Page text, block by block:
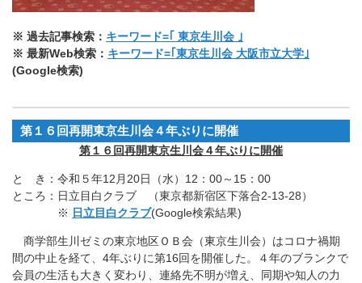
※ 過去記事検索： キーワード=｢ 東京生川会 ｣
※ 最新Web検索： キーワード=｢東京生川会 大阪市立大学｣
(Google検索)
第１６回再開東京生川会４年ぶりに開催
第１６回再開東京生川会４年ぶりに開催
と き：令和５年12月20日（水）12：00～15：00
ところ：日立目白クラブ （東京都新宿区下落合2-13-28）
※ 日立目白クラブ(Google検索結果)
商学部生川ゼミの東京地区ＯＢ会（東京生川会）はコロナ禍期
間の中止を経て、4年ぶりに第16回を開催した。４年のブランクで
会員の生活も大きく変わり、連絡先不明が増え、同期や知人の力